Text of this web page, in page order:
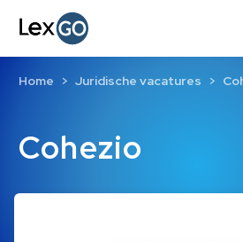
Cohezio
Home Juridische vacatures